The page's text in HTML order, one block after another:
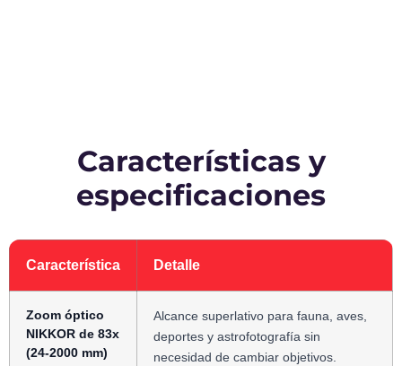
Características y
especificaciones
Característica Detalle
Zoom óptico
NIKKOR de 83x
(24-2000 mm)
Alcance superlativo para fauna, aves,
deportes y astrofotografía sin
necesidad de cambiar objetivos.